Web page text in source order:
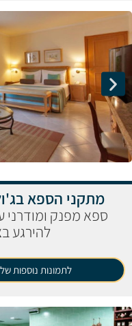
מתקני הספא
ספא מפנק ומודרני
להירגע
לתמונות נוספות